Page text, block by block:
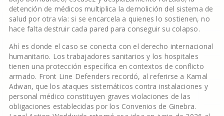
detención de médicos multiplica la demolición del sistema de
salud por otra vía: si se encarcela a quienes lo sostienen, no
hace falta destruir cada pared para conseguir su colapso.
Ahí es donde el caso se conecta con el derecho internacional
humanitario. Los trabajadores sanitarios y los hospitales
tienen una protección específica en contextos de conflicto
armado. Front Line Defenders recordó, al referirse a Kamal
Adwan, que los ataques sistemáticos contra instalaciones y
personal médico constituyen graves violaciones de las
obligaciones establecidas por los Convenios de Ginebra.